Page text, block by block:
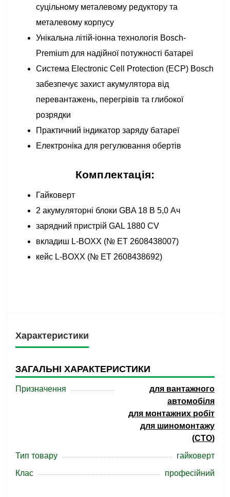
суцільному металевому редуктору та
металевому корпусу
Унікальна літій-іонна технологія Bosch-
Premium для надійної потужності батареї
Система Electronic Cell Protection (ECP) Bosch
забезпечує захист акумулятора від
перевантажень, перегрівів та глибокої
розрядки
Практичний індикатор заряду батареї
Електроніка для регулювання обертів
Комплектація:
Гайковерт
2 акумуляторні блоки GBA 18 В 5,0 Ач
зарядний пристрій GAL 1880 CV
вкладиш L-BOXX (№ ET 2608438007)
кейс L-BOXX (№ ET 2608438692)
Характеристики
ЗАГАЛЬНІ ХАРАКТЕРИСТИКИ
Призначення
для вантажного
автомобіля
для монтажних робіт
для шиномонтажу
(СТО)
Тип товару
гайковерт
Клас
професійний